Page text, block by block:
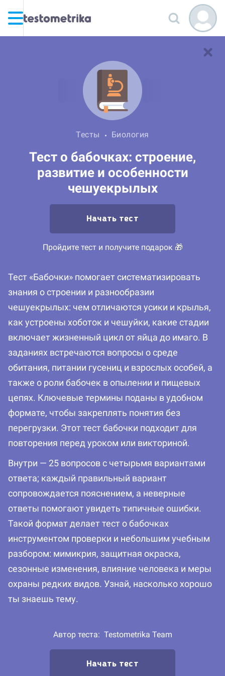
Тесты Биология
Тест о бабочках: строение,
развитие и особенности
чешуекрылых
Начать тест
Пройдите тест и получите подарок 🎁
Тест «Бабочки» помогает систематизировать
знания о строении и разнообразии
чешуекрылых: чем отличаются усики и крылья,
как устроены хоботок и чешуйки, какие стадии
включает жизненный цикл от яйца до имаго. В
заданиях встречаются вопросы о среде
обитания, питании гусениц и взрослых особей, а
также о роли бабочек в опылении и пищевых
цепях. Ключевые термины поданы в удобном
формате, чтобы закреплять понятия без
перегрузки. Этот тест бабочки подходит для
повторения перед уроком или викториной.
Внутри — 25 вопросов с четырьмя вариантами
ответа; каждый правильный вариант
сопровождается пояснением, а неверные
ответы помогают увидеть типичные ошибки.
Такой формат делает тест о бабочках
инструментом проверки и небольшим учебным
разбором: мимикрия, защитная окраска,
сезонные изменения, влияние человека и меры
охраны редких видов. Узнай, насколько хорошо
ты знаешь тему.
Автор теста: Testometrika Team
Начать тест